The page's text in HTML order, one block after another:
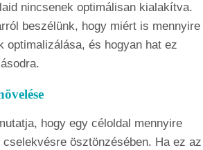
nincsenek optimálisan kialakítva.
beszélünk, hogy miért is mennyire
optimalizálása, és hogyan hat ez
hogy egy céloldal mennyire
cselekvésre ösztönzésében. Ha ez az